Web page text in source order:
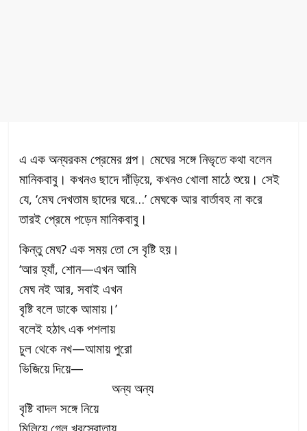
এ এক অন্যরকম প্রেমের গল্প। মেঘের সঙ্গে নিভৃতে কথা বলেন
মানিকবাবু। কখনও ছাদে দাঁড়িয়ে, কখনও খোলা মাঠে শুয়ে। সেই
যে, ‘মেঘ দেখতাম ছাদের ঘরে…’ মেঘকে আর বার্তাবহ না করে
তারই প্রেমে পড়েন মানিকবাবু।
কিন্তু মেঘ? এক সময় তো সে বৃষ্টি হয়।
‘আর হ্যাঁ, শোন—এখন আমি
মেঘ নই আর, সবাই এখন
বৃষ্টি বলে ডাকে আমায়।’
বলেই হঠাৎ এক পশলায়
চুল থেকে নখ—আমায় পুরো
ভিজিয়ে দিয়ে—
অন্য অন্য
বৃষ্টি বাদল সঙ্গে নিয়ে